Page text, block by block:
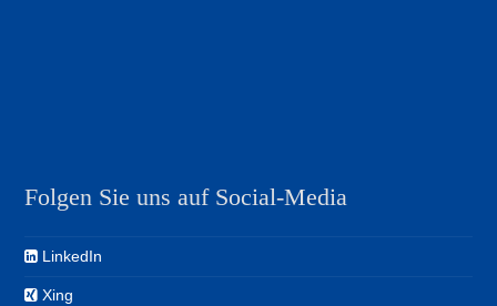
Folgen Sie uns auf Social-Media
LinkedIn
Xing